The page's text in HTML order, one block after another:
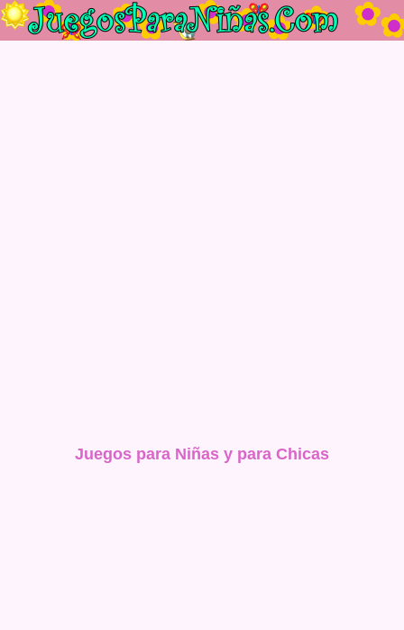
Juegos para Niñas y para Chicas